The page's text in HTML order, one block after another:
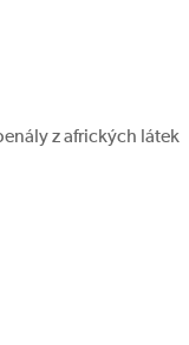
z afrických látek